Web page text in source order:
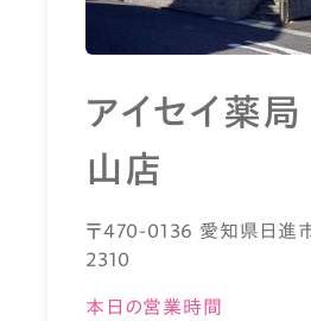
アイセイ薬
山店
〒470-0136 愛知県日進
2310
本日の営業時間